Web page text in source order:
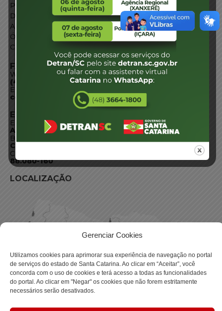
Gerenciar Cookies
Utilizamos cookies para aprimorar sua experiência de navegação no portal
de serviços do estado de Santa Catarina. Ao clicar em “Aceitar”, você
concorda com o uso de cookies e terá acesso a todas as funcionalidades
do portal. Ao clicar em "Negar" os cookies que não forem estritamente
necessários serão desativados.
Portal de Serviços
Diário Oficial
Acesso à Informação
Órgãos do Governo
Conheça SC
FALE CONOSCO
WhatsApp:
(48) 3664-1800
E-mail:
centraldeinformacoes@detran.sc.gov.br
ENDEREÇO
Endereço:
Av. Almirante Tamandaré - 480
Bairro:
Coqueiros, Florianópolis SC
CEP:
88.080-160
LOCALIZAÇÃO